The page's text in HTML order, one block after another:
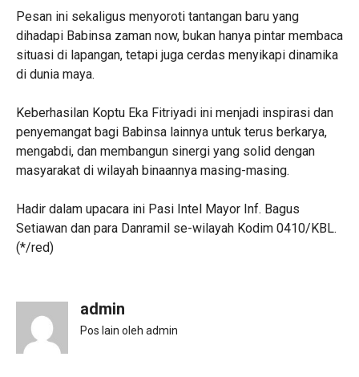
‎Pesan ini sekaligus menyoroti tantangan baru yang
dihadapi Babinsa zaman now, bukan hanya pintar membaca
situasi di lapangan, tetapi juga cerdas menyikapi dinamika
di dunia maya.
‎Keberhasilan Koptu Eka Fitriyadi ini menjadi inspirasi dan
penyemangat bagi Babinsa lainnya untuk terus berkarya,
mengabdi, dan membangun sinergi yang solid dengan
masyarakat di wilayah binaannya masing-masing.
‎Hadir dalam upacara ini Pasi Intel Mayor Inf. Bagus
Setiawan dan para Danramil se-wilayah Kodim 0410/KBL.
(*/red)
admin
Pos lain oleh admin